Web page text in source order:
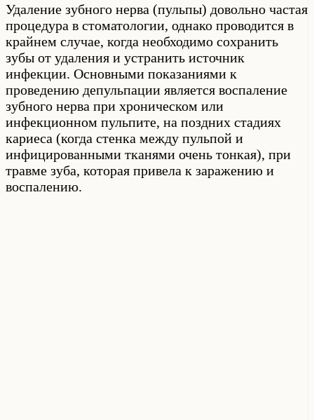
Удаление зубного нерва (пульпы) довольно частая
процедура в стоматологии, однако проводится в
крайнем случае, когда необходимо сохранить
зубы от удаления и устранить источник
инфекции. Основными показаниями к
проведению депульпации является воспаление
зубного нерва при хроническом или
инфекционном пульпите, на поздних стадиях
кариеса (когда стенка между пульпой и
инфицированными тканями очень тонкая), при
травме зуба, которая привела к заражению и
воспалению.